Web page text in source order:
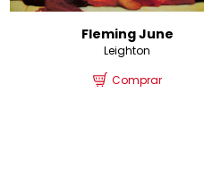
Fleming June
Leighton
Comprar